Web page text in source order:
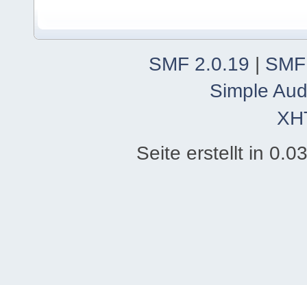
SMF 2.0.19
Simple
Seite erstellt in